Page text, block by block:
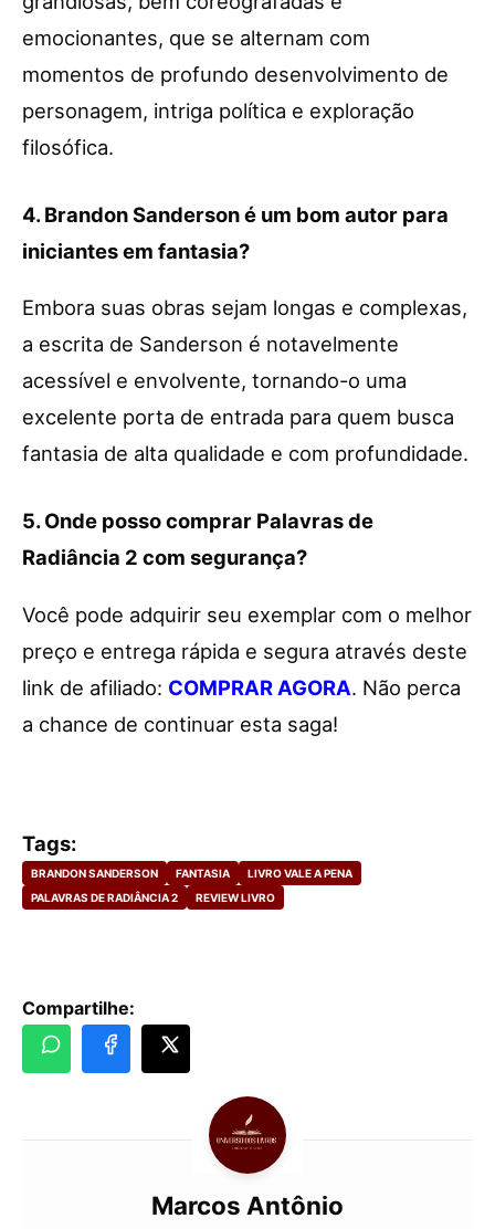
emocionantes, que se alternam com
momentos de profundo desenvolvimento de
personagem, intriga política e exploração
filosófica.
4. Brandon Sanderson é um bom autor para
iniciantes em fantasia?
Embora suas obras sejam longas e complexas,
a escrita de Sanderson é notavelmente
acessível e envolvente, tornando-o uma
excelente porta de entrada para quem busca
fantasia de alta qualidade e com profundidade.
5. Onde posso comprar Palavras de
Radiância 2 com segurança?
Você pode adquirir seu exemplar com o melhor
preço e entrega rápida e segura através deste
link de afiliado: COMPRAR AGORA. Não perca
a chance de continuar esta saga!
Tags:
BRANDON SANDERSON FANTASIA
LIVRO VALE A PENA
PALAVRAS DE RADIÂNCIA 2
REVIEW LIVRO
Compartilhe:
Marcos Antônio